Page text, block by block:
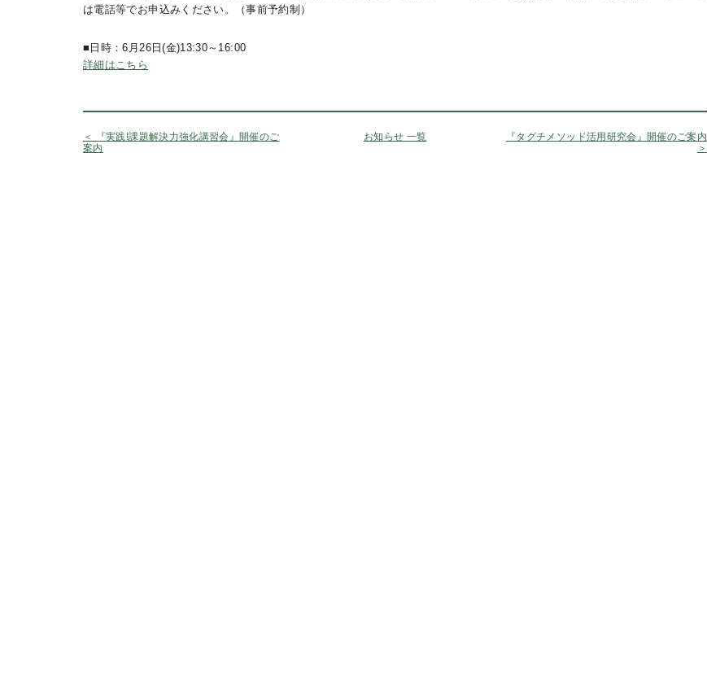
は電話等でお申込みください。（事前予約制）
■日時：6月26日(金)13:30～16:00
詳細はこちら
＜ 『実践!課題解決力強化講習会』開催のご
案内
お知らせ 一覧
『タグチメソッド活用研究会』開催のご案内
＞